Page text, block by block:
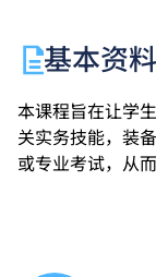
基本资料
本课程旨在让学
关实务技能，装
或专业考试，从